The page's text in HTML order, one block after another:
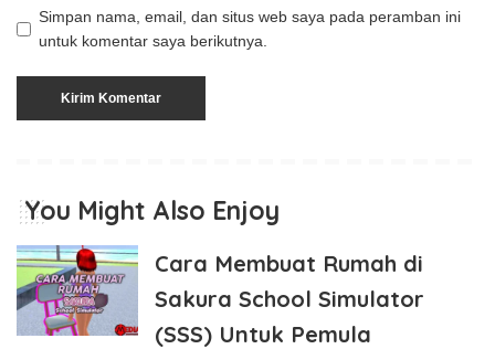
Simpan nama, email, dan situs web saya pada peramban ini
untuk komentar saya berikutnya.
You Might Also Enjoy
Cara Membuat Rumah di
Sakura School Simulator
(SSS) Untuk Pemula